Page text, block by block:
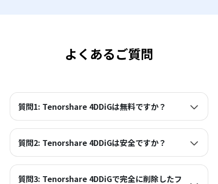
よくあるご質問
質問1: Tenorshare 4DDiGは無料ですか？
質問2: Tenorshare 4DDiGは安全ですか？
質問3: Tenorshare 4DDiGで完全に削除したフ